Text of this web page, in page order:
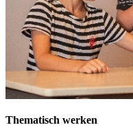
Thematisch werken